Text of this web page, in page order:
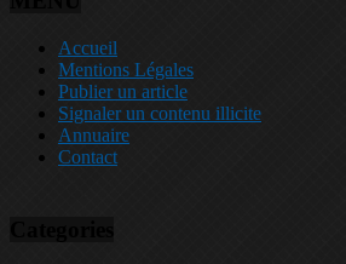
Accueil
Mentions Légales
Publier un article
Signaler un contenu illicite
Annuaire
Contact